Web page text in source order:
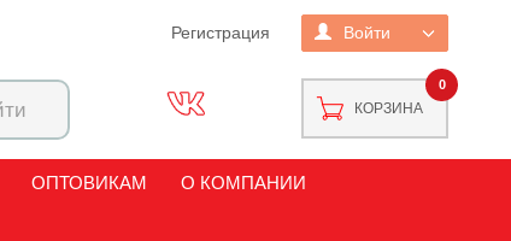
Регистрация Войти
0
КОРЗИНА
ОПТОВИКАМ О КОМПАНИИ